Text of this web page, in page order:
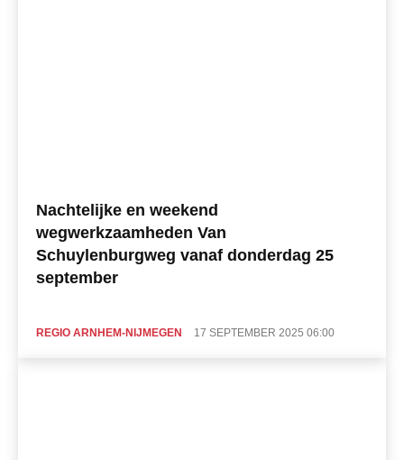
Nachtelijke en weekend
wegwerkzaamheden Van
Schuylenburgweg vanaf donderdag 25
september
REGIO ARNHEM-NIJMEGEN 17 SEPTEMBER 2025 06:00